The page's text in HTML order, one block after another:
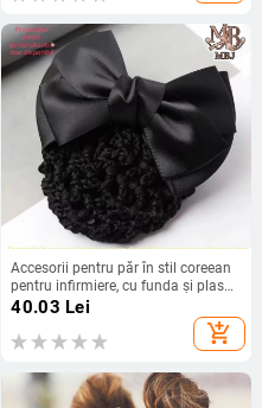
Accesorii pentru păr în stil coreean
pentru infirmiere, cu funda și plasă
de păr
40.03 Lei
add_shopping_cart